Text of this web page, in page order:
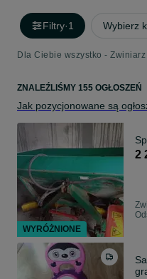
Filtry·1 Wybierz
Dla Ciebie wszystko -
ZNALEŹLIŚMY 155 OGŁOSZEŃ
Jak pozycjonowane są
2
WYRÓŻNIONE